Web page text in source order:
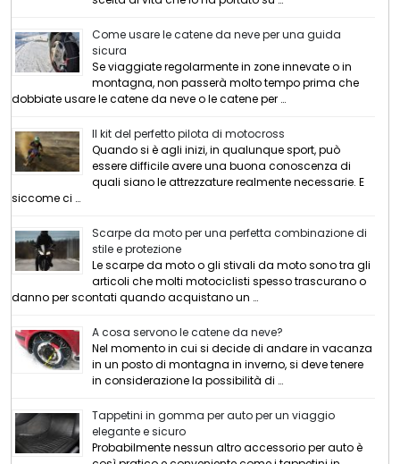
Come usare le catene da neve per una guida
sicura
Se viaggiate regolarmente in zone innevate o in
montagna, non passerà molto tempo prima che
dobbiate usare le catene da neve o le catene per …
Il kit del perfetto pilota di motocross
Quando si è agli inizi, in qualunque sport, può
essere difficile avere una buona conoscenza di
quali siano le attrezzature realmente necessarie. E
siccome ci …
Scarpe da moto per una perfetta combinazione di
stile e protezione
Le scarpe da moto o gli stivali da moto sono tra gli
articoli che molti motociclisti spesso trascurano o
danno per scontati quando acquistano un …
A cosa servono le catene da neve?
Nel momento in cui si decide di andare in vacanza
in un posto di montagna in inverno, si deve tenere
in considerazione la possibilità di …
Tappetini in gomma per auto per un viaggio
elegante e sicuro
Probabilmente nessun altro accessorio per auto è